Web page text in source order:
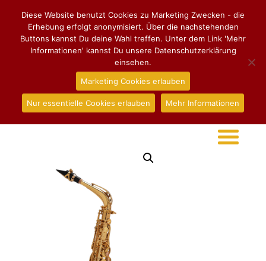
Start/ Altsaxophon/ Altsaxophon Henri SELMER Paris
Diese Website benutzt Cookies zu Marketing Zwecken - die
Erhebung erfolgt anonymisiert. Über die nachstehenden
Buttons kannst Du deine Wahl treffen. Unter dem Link 'Mehr
Informationen' kannst Du unsere Datenschutzerklärung
einsehen.
Marketing Cookies erlauben
Nur essentielle Cookies erlauben Mehr Informationen